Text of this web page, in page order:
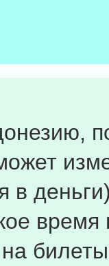
в
время